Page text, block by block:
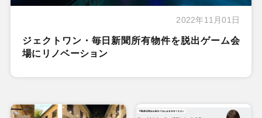
2022年11月01日
ジェクトワン・毎日新聞所有物件を脱出ゲーム会
場にリノベーション